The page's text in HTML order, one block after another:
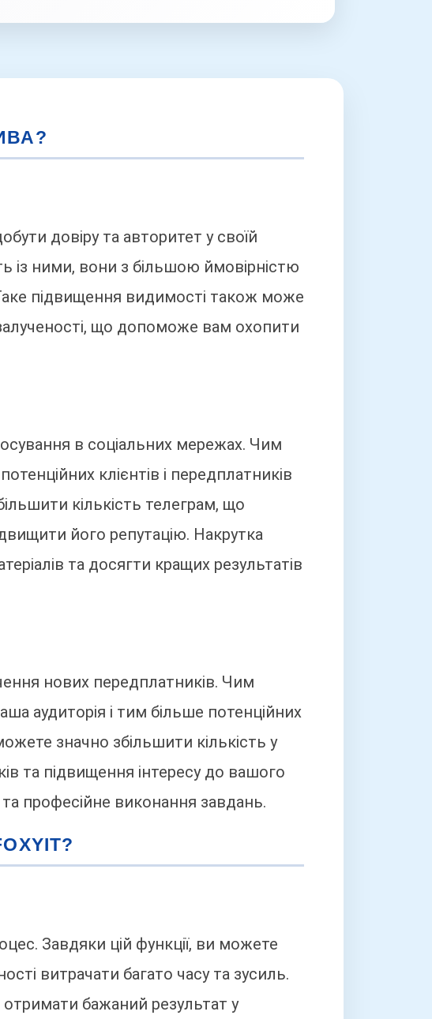
довіру та авторитет у своїй
із ними, вони з більшою ймовірністю
підвищення видимості також може
що допоможе вам охопити
в соціальних мережах. Чим
клієнтів і передплатників
кількість телеграм, що
його репутацію. Накрутка
та досягти кращих результатів
нових передплатників. Чим
аудиторія і тим більше потенційних
значно збільшити кількість у
та підвищення інтересу до вашого
професійне виконання завдань.
Завдяки цій функції, ви можете
витрачати багато часу та зусиль.
бажаний результат у